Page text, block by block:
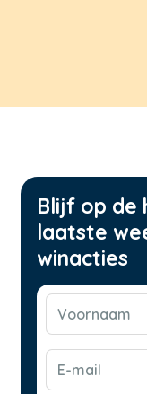
Blijf op de
laatste
winacties
Voornaam
E-
mail